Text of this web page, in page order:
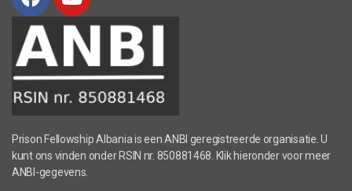
Prison Fellowship Albania is een ANBI geregistreerde organisatie. U
kunt ons vinden onder RSIN nr. 850881468. Klik hieronder voor meer
ANBI-gegevens.